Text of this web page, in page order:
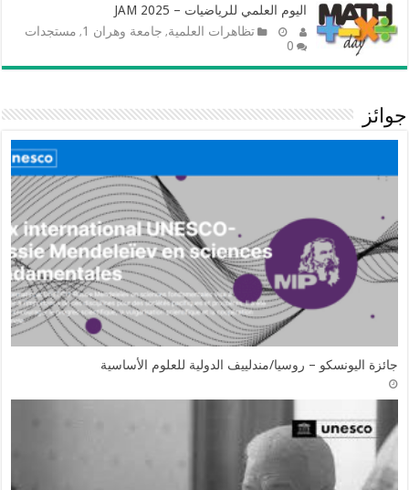
اليوم العلمي للرياضيات – JAM 2025
تظاهرات العلمية, جامعة وهران 1 , مستجدات
0
جوائز
جائزة اليونسكو – روسيا/مندلييف الدولية للعلوم الأساسية